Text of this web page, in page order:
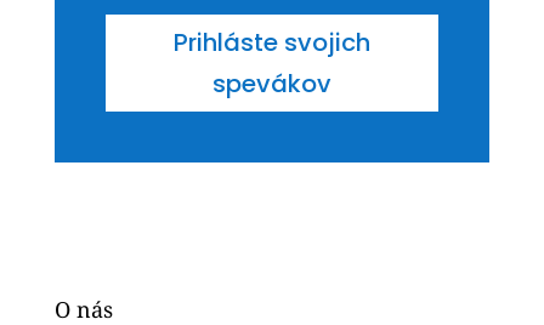
Prihláste svojich
spevákov
O nás